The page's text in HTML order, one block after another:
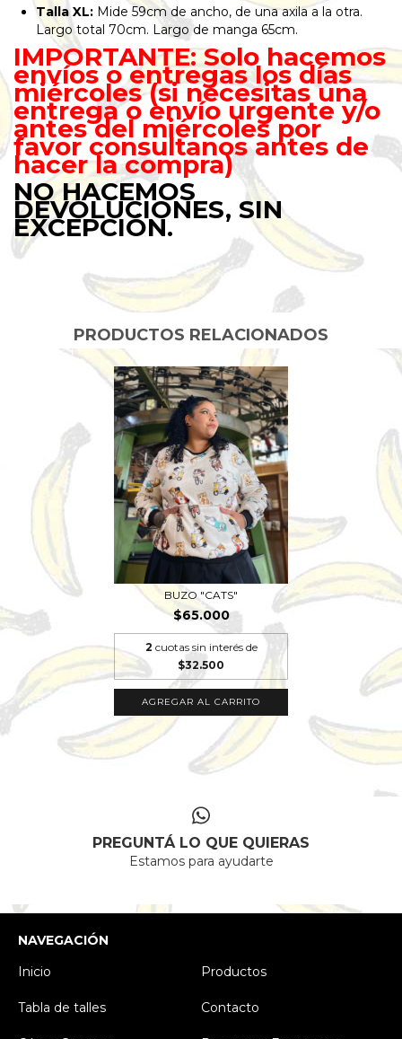
Talla XL: Mide 59cm de ancho, de una axila a la otra.
Largo total 70cm. Largo de manga 65cm.
IMPORTANTE: Solo hacemos
envíos o entregas los días
miércoles (si necesitas una
entrega o envío urgente y/o
antes del miércoles por
favor consultanos antes de
hacer la compra)
NO HACEMOS
DEVOLUCIONES, SIN
EXCEPCIÓN.
PRODUCTOS RELACIONADOS
BUZO "CATS"
$65.000
2 cuotas sin interés de
$32.500
AGREGAR AL CARRITO
PREGUNTÁ LO QUE QUIERAS
Estamos para ayudarte
NAVEGACIÓN
Inicio
Productos
Tabla de talles Contacto